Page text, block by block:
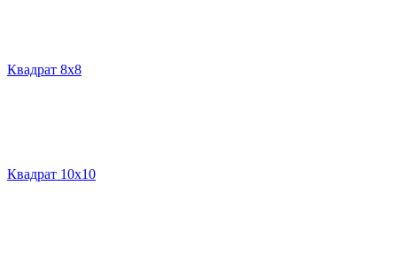
Квадрат 8х8
Квадрат 10х10